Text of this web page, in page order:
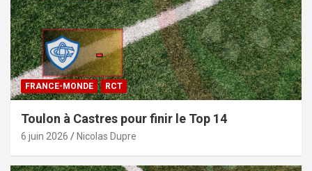
FRANCE-MONDE RCT
Toulon à Castres pour finir le Top 14
6 juin 2026 Nicolas Dupre